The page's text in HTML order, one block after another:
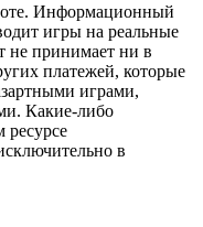
Информационный
игры на реальные
не принимает ни в
платежей, которые
играми,
Какие-либо
в